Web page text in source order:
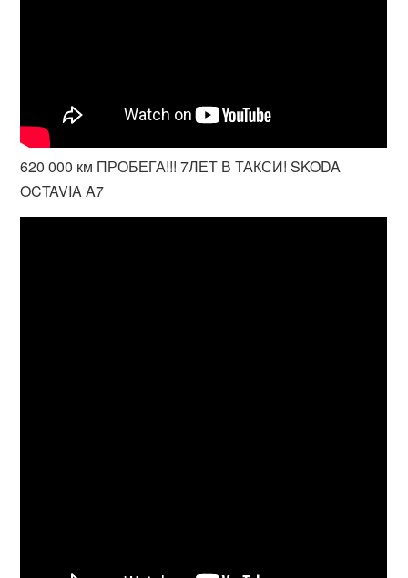
620 000 км ПРОБЕГА!!! 7ЛЕТ В ТАКСИ! SKODA
OCTAVIA A7